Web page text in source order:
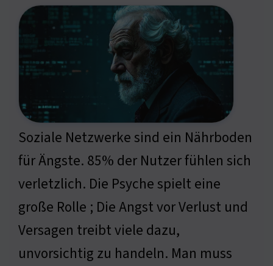
Soziale Netzwerke sind ein Nährboden
für Ängste. 85% der Nutzer fühlen sich
verletzlich. Die Psyche spielt eine
große Rolle ; Die Angst vor Verlust und
Versagen treibt viele dazu,
unvorsichtig zu handeln. Man muss